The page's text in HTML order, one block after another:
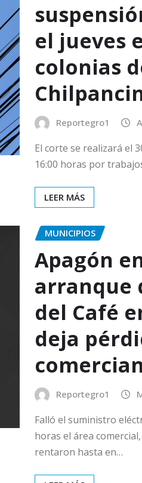
el jueves
colonias
Reportegro1
El corte se realizará el
16:00 horas por
LEER MÁS
MUNICIPIOS
Apagón
arranque
del Café
deja
Reportegro1
Falló el suministro
horas el área
rentaron hasta en…